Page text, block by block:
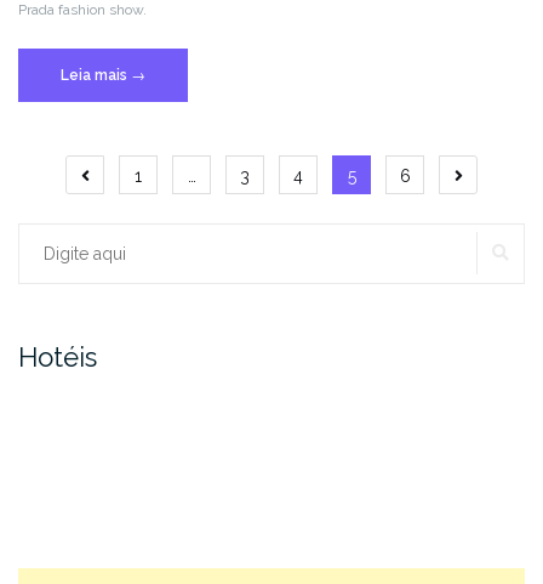
Prada fashion show.
Leia mais “20
great
to
do
→
Paginação
posts
1 … 3 4 5 6
Procurar:
Hotéis